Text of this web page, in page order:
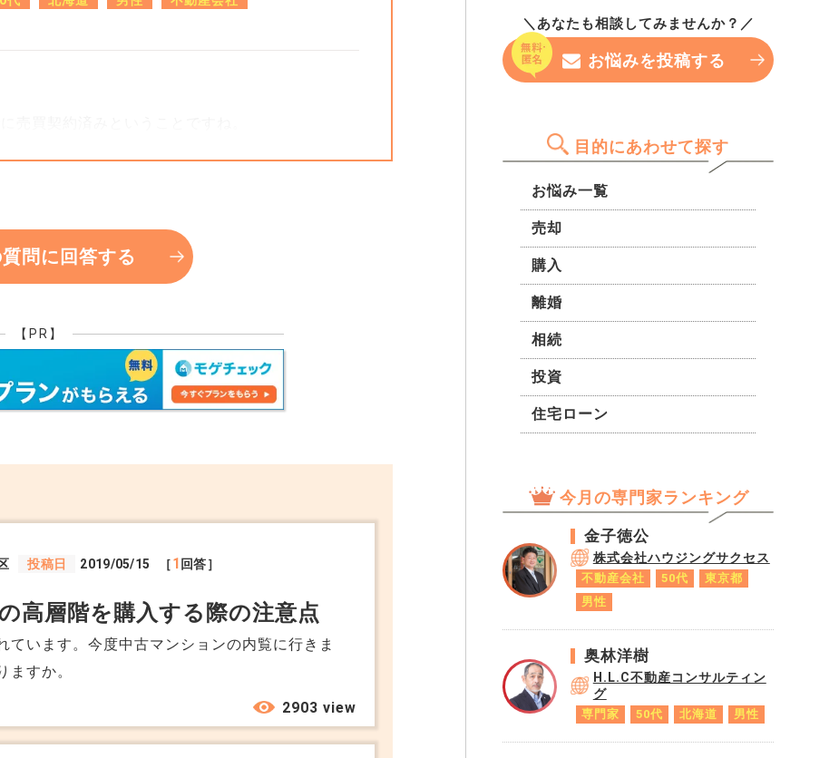
売買契約済みということですね。
問に回答する
【PR】
投稿日 2019/05/15 ［1 回答］
高層階を購入する際の注意点
ています。今度中古マンションの内覧に行きま
ますか。
2903 view
ま申し込んでみても大丈夫なの
か…。 専門家の方の率直な意見
を聞きたいです。
になるとも聞き迷っています。
空き家バンクを利用した方、実
際の負担はどれくらいなのでし
ょうか？
津町のオススメポイントや、近
くにはどのような施設、環境に
なっているか、人口などはどう
価値があるか（同じ金額を払っ
て都心に住んだほうが良いの
か）などそのようなことについ
てを知りたいです。大津町は自
然も多く、水もキレイ、阿蘇山
などが近くにあるから登山も簡
単と、聞いたり、インターネッ
トで見たりしたことがあります
が、実際はどうなのかなどもイ
マイチよく分かっていないの
ついでにお知らせしていただけ
たら嬉しいです。
＼あなたも相談してみませんか？／
お悩みを投稿する
目的にあわせて探す
お悩み一覧
売却
購入
離婚
相続
投資
住宅ローン
今月の専門家ランキング
金子徳公
株式会社ハウジングサクセス
不動産会社 50代
東京都
男性
奥林洋樹
H.L.C不動産コンサルティン
グ
専門家 50代 北海道 男性